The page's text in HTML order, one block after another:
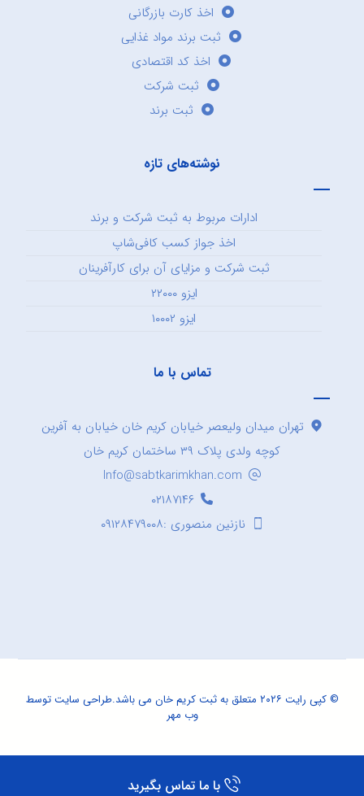
اخذ کارت بازرگانی
ثبت برند مواد غذایی
اخذ کد اقتصادی
ثبت شرکت
ثبت برند
نوشته‌های تازه
ادارات مربوط به ثبت شرکت و برند
اخذ جواز کسب کافی‌شاپ
ثبت شرکت و مزایای آن برای کارآفرینان
ایزو ۲۲۰۰۰
ایزو ۱۰۰۰۲
تماس با ما
تهران میدان ولیعصر خیابان کریم خان خیابان به آفرین
کوچه ولدی پلاک ۳۹ ساختمان کریم خان
Info@sabtkarimkhan.com
۰۲۱۸۷۱۴۶
نازنین منصوری :۰۹۱۲۸۴۷۹۰۰۸
© کپی رایت ۲۰۲۶ متعلق به ثبت کریم خان می باشد. طراحی سایتتوسط
وب مهر
با ما تماس بگیرید